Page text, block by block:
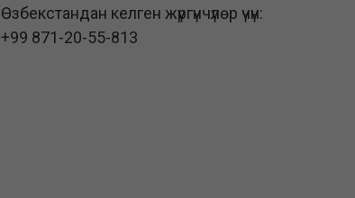
Өзбекстандан келген жүргүнчүлөр үчүн:
+99 871-20-55-813